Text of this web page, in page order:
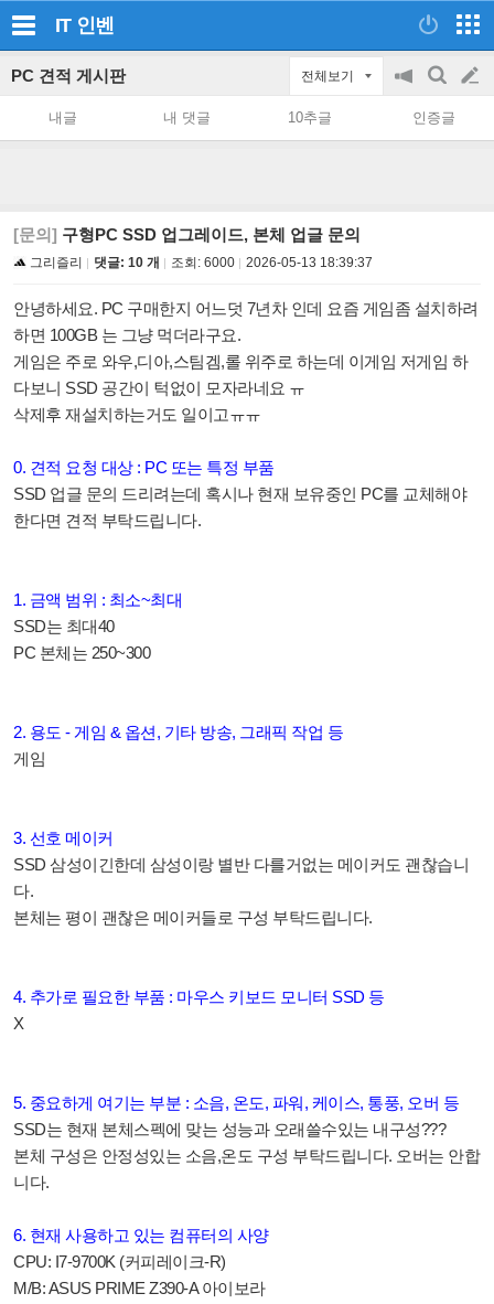
IT 인벤
PC 견적 게시판 전체보기
공
on/off
검
색
글
쓰
내글 내 댓글 10추글 인증글
[문의] 구형PC SSD 업그레이드, 본체 업글 문의
그리즐리 댓글: 10 개 조회: 6000 2026-05-13 18:39:37
안녕하세요. PC 구매한지 어느덧 7년차 인데 요즘 게임좀 설치하려
하면 100GB 는 그냥 먹더라구요.
게임은 주로 와우,디아,스팀겜,롤 위주로 하는데 이게임 저게임 하
다보니 SSD 공간이 턱없이 모자라네요 ㅠ
삭제후 재설치하는거도 일이고ㅠㅠ
0. 견적 요청 대상 : PC 또는 특정 부품
SSD 업글 문의 드리려는데 혹시나 현재 보유중인 PC를 교체해야
한다면 견적 부탁드립니다.
1. 금액 범위 : 최소~최대
SSD는 최대40
PC 본체는 250~300
2. 용도 - 게임 & 옵션, 기타 방송, 그래픽 작업 등
게임
3. 선호 메이커
SSD 삼성이긴한데 삼성이랑 별반 다를거없는 메이커도 괜찮습니
다.
본체는 평이 괜찮은 메이커들로 구성 부탁드립니다.
4. 추가로 필요한 부품 : 마우스 키보드 모니터 SSD 등
X
5. 중요하게 여기는 부분 : 소음, 온도, 파워, 케이스, 통풍, 오버 등
SSD는 현재 본체스펙에 맞는 성능과 오래쓸수있는 내구성???
본체 구성은 안정성있는 소음,온도 구성 부탁드립니다. 오버는 안합
니다.
6. 현재 사용하고 있는 컴퓨터의 사양
CPU: I7-9700K (커피레이크-R)
M/B: ASUS PRIME Z390-A 아이보라